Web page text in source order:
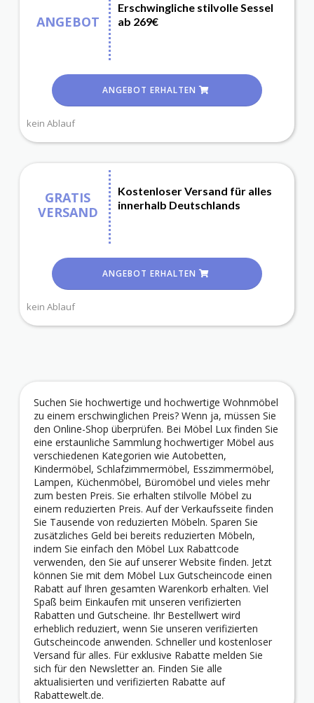
ANGEBOT
Erschwingliche stilvolle Sessel
ab 269€
ANGEBOT ERHALTEN
kein Ablauf
GRATIS
VERSAND
Kostenloser Versand für alles
innerhalb Deutschlands
ANGEBOT ERHALTEN
kein Ablauf
Suchen Sie hochwertige und hochwertige Wohnmöbel
zu einem erschwinglichen Preis? Wenn ja, müssen Sie
den Online-Shop überprüfen. Bei Möbel Lux finden Sie
eine erstaunliche Sammlung hochwertiger Möbel aus
verschiedenen Kategorien wie Autobetten,
Kindermöbel, Schlafzimmermöbel, Esszimmermöbel,
Lampen, Küchenmöbel, Büromöbel und vieles mehr
zum besten Preis. Sie erhalten stilvolle Möbel zu
einem reduzierten Preis. Auf der Verkaufsseite finden
Sie Tausende von reduzierten Möbeln. Sparen Sie
zusätzliches Geld bei bereits reduzierten Möbeln,
indem Sie einfach den Möbel Lux Rabattcode
verwenden, den Sie auf unserer Website finden. Jetzt
können Sie mit dem Möbel Lux Gutscheincode einen
Rabatt auf Ihren gesamten Warenkorb erhalten. Viel
Spaß beim Einkaufen mit unseren verifizierten
Rabatten und Gutscheine. Ihr Bestellwert wird
erheblich reduziert, wenn Sie unseren verifizierten
Gutscheincode anwenden. Schneller und kostenloser
Versand für alles. Für exklusive Rabatte melden Sie
sich für den Newsletter an. Finden Sie alle
aktualisierten und verifizierten Rabatte auf
Rabattewelt.de.